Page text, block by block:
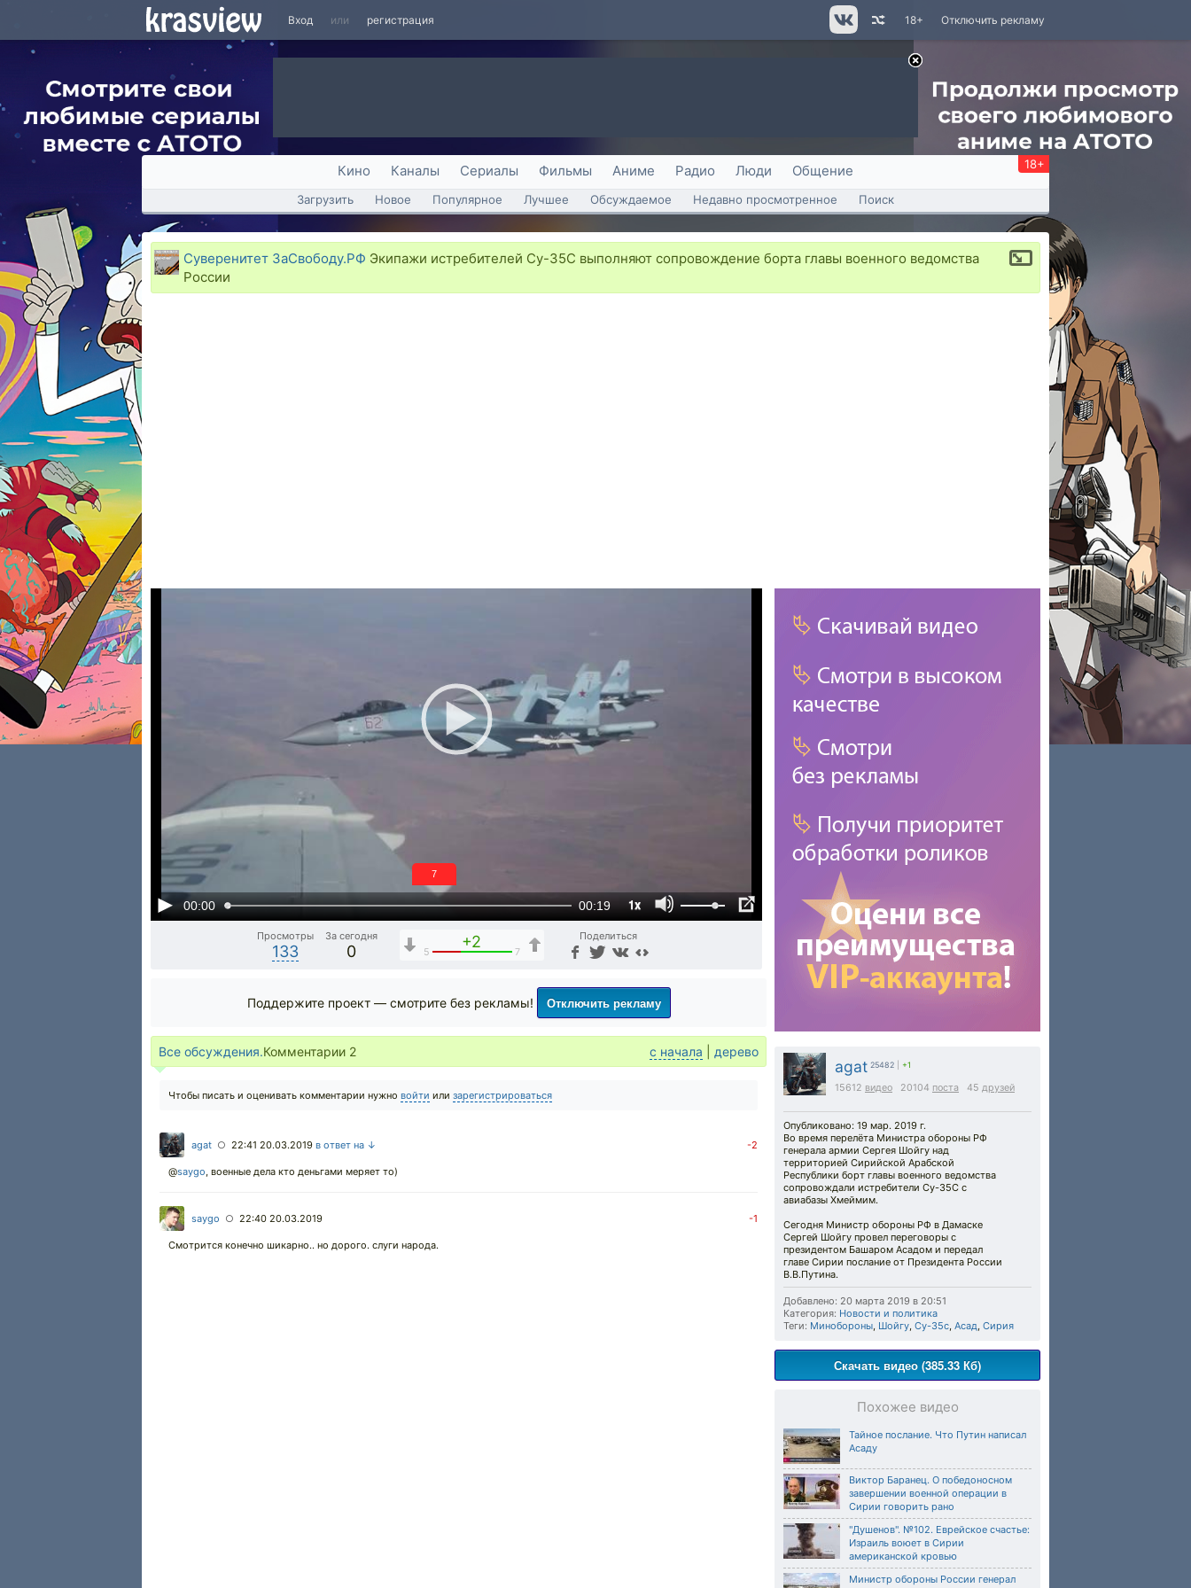
Вход или регистрация Отключить рекламу
18+
Кино Каналы Сериалы Фильмы Аниме Радио Люди Общение 18+
Загрузить Новое Популярное Лучшее Обсуждаемое Недавно просмотренное Поиск
Суверенитет ЗаСвободу.РФ Экипажи истребителей Су-35С выполняют сопровождение борта главы военного ведомства
России
00:00 00:19 1x
6
Просмотры
133
За сегодня
0
+2
5 7
Поделиться
agat 25482 +1
15612 видео 20104 поста 45 друзей
Опубликовано: 19 мар. 2019 г.
Во время перелёта Министра обороны РФ
генерала армии Сергея Шойгу над
территорией Сирийской Арабской
Республики борт главы военного ведомства
сопровождали истребители Су-35С с
авиабазы Хмеймим.
Сегодня Министр обороны РФ в Дамаске
Сергей Шойгу провел переговоры с
президентом Башаром Асадом и передал
главе Сирии послание от Президента России
В.В.Путина.
Добавлено: 20 марта 2019 в 20:51
Категория: Новости и политика
Теги: Минобороны Шойгу Су-35с Асад Сирия
Скачать видео (385.33 Кб)
Похожее видео
Тайное послание. Что Путин написал
Асаду
Виктор Баранец. О победоносном
завершении военной операции в
Сирии говорить рано
"Душенов". №102. Еврейское счастье:
Израиль воюет в Сирии
американской кровью
Министр обороны России генерал
Поддержите проект — смотрите без рекламы! Отключить рекламу
Все обсуждения.Комментарии 2 с начала дерево
Чтобы писать и оценивать комментарии нужно войти или зарегистрироваться
agat ○ 22:41 20.03.2019 в ответ на ↓ -2
@saygo военные дела кто деньгами меряет то)
saygo ○ 22:40 20.03.2019 -1
Смотрится конечно шикарно.. но дорого. слуги народа.